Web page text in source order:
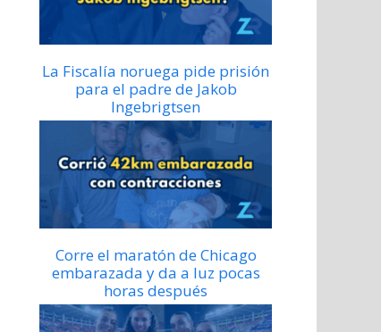
La Fiscalía noruega pide prisión
para el padre de Jakob
Ingebrigtsen
Corre el maratón de Chicago
embarazada y da a luz pocas
horas después